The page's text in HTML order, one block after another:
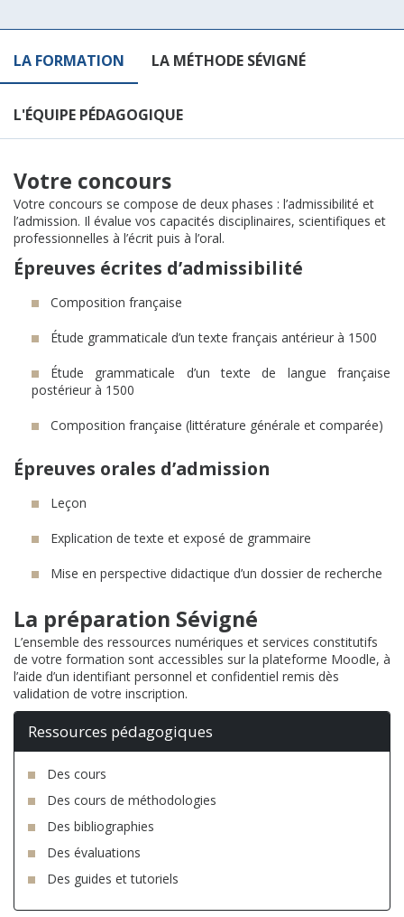
LA FORMATION LA MÉTHODE SÉVIGNÉ
L'ÉQUIPE PÉDAGOGIQUE
Votre concours
Votre concours se compose de deux phases : l’admissibilité et
l’admission. Il évalue vos capacités disciplinaires, scientifiques et
professionnelles à l’écrit puis à l’oral.
Épreuves écrites d’admissibilité
Composition française
Étude grammaticale d’un texte français antérieur à 1500
Étude grammaticale d’un texte de langue française
postérieur à 1500
Composition française (littérature générale et comparée)
Épreuves orales d’admission
Leçon
Explication de texte et exposé de grammaire
Mise en perspective didactique d’un dossier de recherche
La préparation Sévigné
L’ensemble des ressources numériques et services constitutifs
de votre formation sont accessibles sur la plateforme Moodle, à
l’aide d’un identifiant personnel et confidentiel remis dès
validation de votre inscription.
Ressources pédagogiques
Des cours
Des cours de méthodologies
Des bibliographies
Des évaluations
Des guides et tutoriels